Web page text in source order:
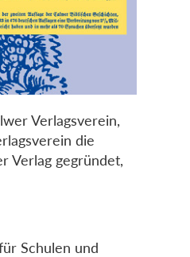
Verlagsverein,
die
Verlag gegründet,
Schulen und